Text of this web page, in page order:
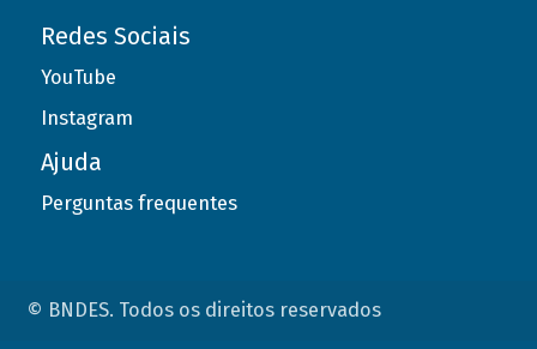
Redes Sociais
YouTube
Instagram
Ajuda
Perguntas frequentes
© BNDES. Todos os direitos reservados